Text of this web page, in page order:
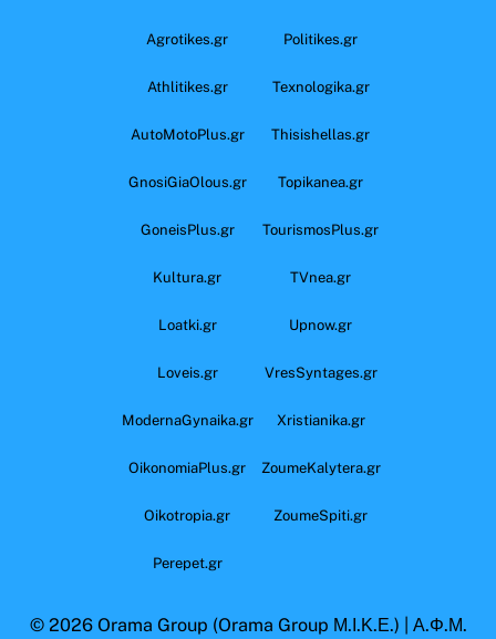
Agrotikes.gr Politikes.gr
Athlitikes.gr Texnologika.gr
AutoMotoPlus.gr Thisishellas.gr
GnosiGiaOlous.gr Topikanea.gr
GoneisPlus.gr TourismosPlus.gr
Kultura.gr TVnea.gr
Loatki.gr Upnow.gr
Loveis.gr VresSyntages.gr
ModernaGynaika.gr Xristianika.gr
OikonomiaPlus.gr ZoumeKalytera.gr
Oikotropia.gr ZoumeSpiti.gr
Perepet.gr
© 2026 Orama Group (Orama Group Μ.Ι.Κ.Ε.) | Α.Φ.Μ.